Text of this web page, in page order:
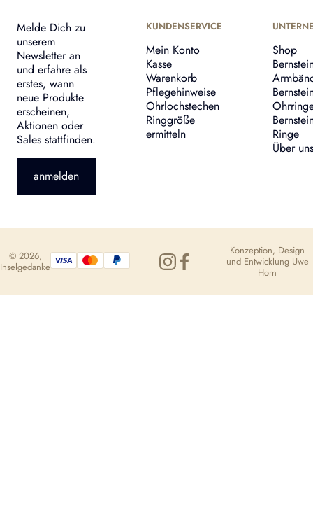
Melde Dich zu
unserem
Newsletter an
und erfahre als
erstes, wann
neue Produkte
erscheinen,
Aktionen oder
Sales stattfinden.
anmelden
KUNDENSERVICE
Mein Konto
Kasse
Warenkorb
Pflegehinweise
Ohrlochstechen
Ringgröße
ermitteln
Shop
Ringe
Über uns
© 2026,
Inselgedanke
Konzeption, Design
und Entwicklung Uwe
Horn